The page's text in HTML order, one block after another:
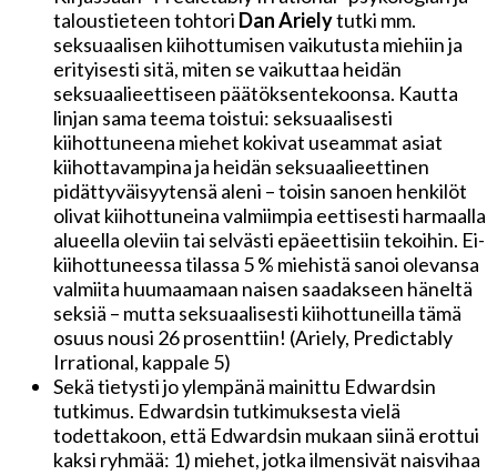
taloustieteen tohtori Dan Arielytutki mm.
seksuaalisen kiihottumisen vaikutusta miehiin ja
erityisesti sitä, miten se vaikuttaa heidän
seksuaalieettiseen päätöksentekoonsa. Kautta
linjan sama teema toistui: seksuaalisesti
kiihottuneena miehet kokivat useammat asiat
kiihottavampina ja heidän seksuaalieettinen
pidättyväisyytensä aleni – toisin sanoen henkilöt
olivat kiihottuneina valmiimpia eettisesti harmaalla
alueella oleviin tai selvästi epäeettisiin tekoihin. Ei-
kiihottuneessa tilassa 5 % miehistä sanoi olevansa
valmiita huumaamaan naisen saadakseen häneltä
seksiä – mutta seksuaalisesti kiihottuneilla tämä
osuus nousi 26 prosenttiin! (Ariely, Predictably
Irrational, kappale 5)
Sekä tietysti jo ylempänä mainittu Edwardsin
tutkimus. Edwardsin tutkimuksesta vielä
todettakoon, että Edwardsin mukaan siinä erottui
kaksi ryhmää: 1) miehet, jotka ilmensivät naisvihaa